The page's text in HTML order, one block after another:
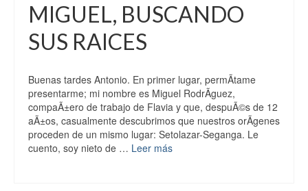
MIGUEL, BUSCANDO
SUS RAICES
Buenas tardes Antonio. En primer lugar, permÃ­tame
presentarme; mi nombre es Miguel RodrÃ­guez,
compaÃ±ero de trabajo de Flavia y que, despuÃ©s de 12
aÃ±os, casualmente descubrimos que nuestros orÃ­genes
proceden de un mismo lugar: Setolazar-Seganga. Le
cuento, soy nieto de … Leer más